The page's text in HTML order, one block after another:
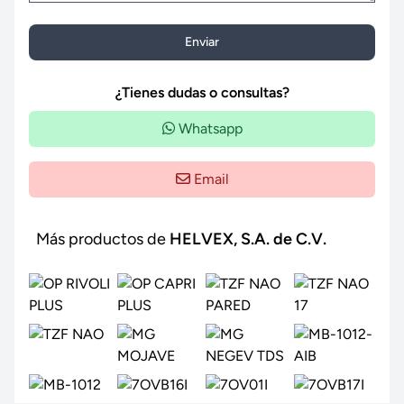
Enviar
¿Tienes dudas o consultas?
Whatsapp
Email
Más productos de HELVEX, S.A. de C.V.